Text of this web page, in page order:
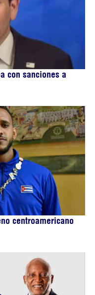
con sanciones a
centroamericano